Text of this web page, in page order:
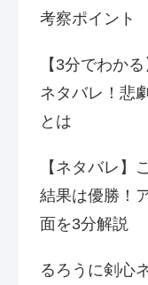
考察ポイント
【3分でわか
ネタバレ！悲
とは
【ネタバレ】
結果は優勝！
面を3分解説
るろうに剣心